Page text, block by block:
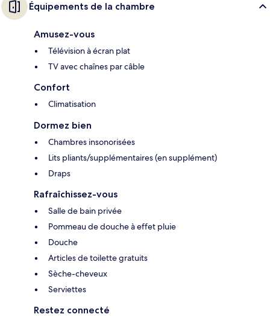
Équipements de la chambre
Amusez-vous
Télévision à écran plat
TV avec chaînes par câble
Confort
Climatisation
Dormez bien
Chambres insonorisées
Lits pliants/supplémentaires (en supplément)
Draps
Rafraîchissez-vous
Salle de bain privée
Pommeau de douche à effet pluie
Douche
Articles de toilette gratuits
Sèche-cheveux
Serviettes
Restez connecté